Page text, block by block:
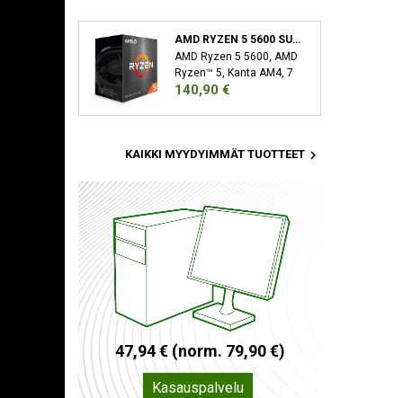
AMD RYZEN 5 5600 SUORITIN 3,5 GHZ 32 MB L3 LAATIKKO
AMD Ryzen 5 5600, AMD
Ryzen™ 5, Kanta AM4, 7
nm, AMD, 3,5 GHz, 4,4
Hinta
140,90 €
KAIKKI MYYDYIMMÄT TUOTTEET 
47,94€ (norm. 79,90€)
Kasauspalvelu